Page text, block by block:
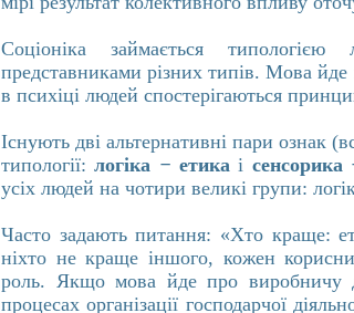
Соціоніка займається
представниками різних типів. Мова
в психіці людей спостерігаються
Існують дві альтернативні пари ознак
типології:логіка −етика і сенсорика
усіх людей на чотири великі групи:
Часто задають питання: «Хто краще:
ніхто не краще іншого, кожен
роль. Якщо мова йде про виробничу
процесах організації господарчої